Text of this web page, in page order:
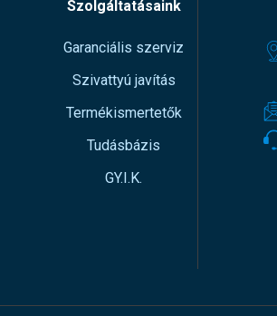
Szolgáltatásaink
Garanciális szerviz
Szivattyú javítás
Termékismertetők
Tudásbázis
GY.I.K.